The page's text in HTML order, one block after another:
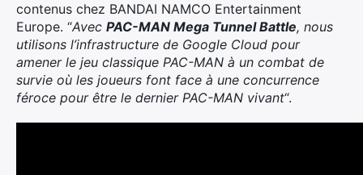
contenus chez BANDAI NAMCO Entertainment
Europe. “Avec PAC-MAN Mega Tunnel Battle, nous
utilisons l’infrastructure de Google Cloud pour
amener le jeu classique PAC-MAN à un combat de
survie où les joueurs font face à une concurrence
féroce pour être le dernier PAC-MAN vivant“.